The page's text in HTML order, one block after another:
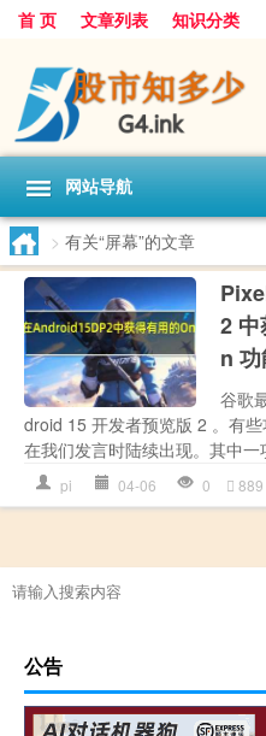
首 页 文章列表 知识分类
网站导航
> 有关“屏幕”的文章
2
n
谷歌
droid 15 开发者预览版 2 。有
在我们发言时陆续出现。其中
pi 04-06 0 889
公告